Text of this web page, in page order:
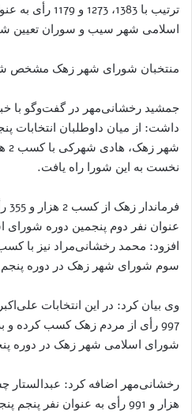
ترتیب با 1383،
اسلامی شهر سیب و سوران تعیین
منتخبان شورای شهر زهک مشخص
جمشید رخشانی‌مهر در گفت‌وگو با
داشت: از میان داوطلبان انتخابات
نخست به این شورا راه یافت.
عنوان نفر دوم پنجمین دوره
سوم شورای شهر زهک در دوره
وی بیان کرد: در این انتخابات
997 رأی از مردم زهک کسب کرده و
شورای اسلامی شهر زهک در دوره
رخشانی‌مهر اضافه کرد: عبدالستار
هزار و 991 رأی به عنوان نفر